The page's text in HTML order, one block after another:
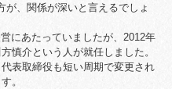
、関係が深いと言えるでしょ
にあたっていましたが、2012年
慎介という人が就任しました。
表取締役も短い周期で変更され
。